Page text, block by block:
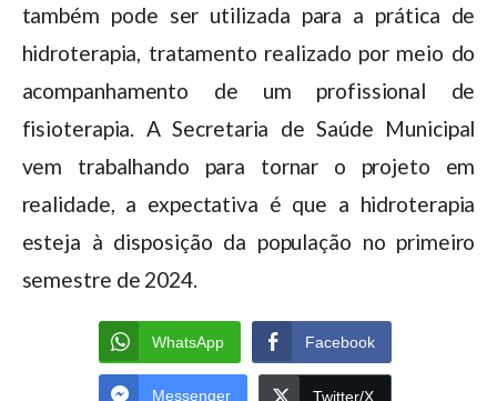
também pode ser utilizada para a prática de
hidroterapia, tratamento realizado por meio do
acompanhamento de um profissional de
fisioterapia. A Secretaria de Saúde Municipal
vem trabalhando para tornar o projeto em
realidade, a expectativa é que a hidroterapia
esteja à disposição da população no primeiro
semestre de 2024.
WhatsApp Facebook
Messenger Twitter/X